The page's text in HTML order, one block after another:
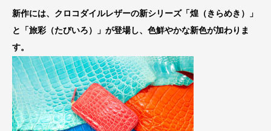
新作には、クロコダイルレザーの新シリーズ「煌（きらめき）」
と「旅彩（たびいろ）」が登場し、色鮮やかな新色が加わりま
す。